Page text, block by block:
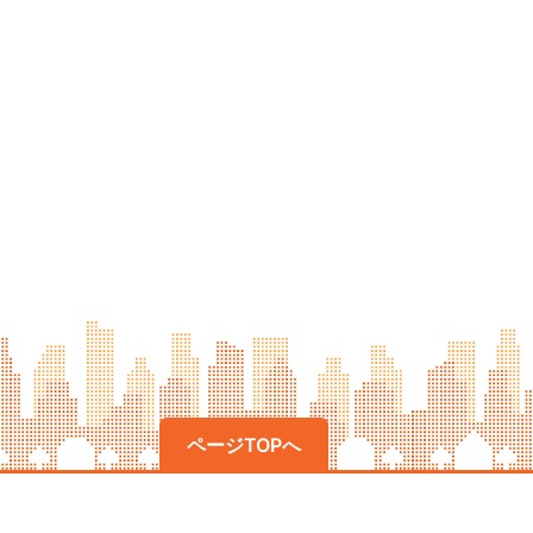
ページTOPへ